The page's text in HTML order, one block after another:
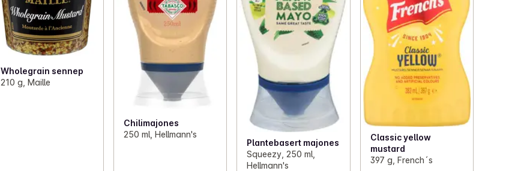
Wholegrain sennep
210 g, Maille
Chilimajones
250 ml, Hellmann's
Plantebasert majones
Squeezy, 250 ml,
Hellmann's
Classic yellow
mustard
397 g, French´s